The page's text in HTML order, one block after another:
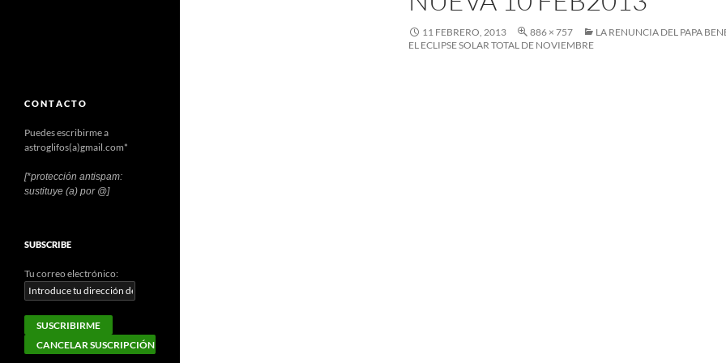
11 FEBRERO, 2013 886 × 757
LA RENUNCIA DEL PAPA
EL ECLIPSE SOLAR TOTAL DE NOVIEMBRE
C O N T A C T O
Puedes escribirme a
astroglifos(a)gmail.com*
[*protección antispam:
sustituye (a) por @]
SUBSCRIBE
Tu correo electrónico: